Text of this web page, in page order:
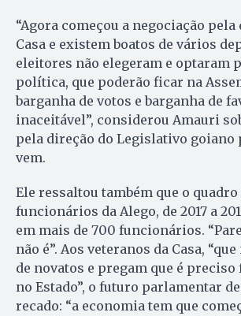
“Agora começou a negociação pela
Casa e existem boatos de vários
eleitores não elegeram e optaram
política, que poderão ficar na
barganha de votos e barganha de
inaceitável”, considerou Amauri
pela direção do Legislativo goiano
vem.
Ele ressaltou também que o quadro
funcionários da Alego, de 2017 a
em mais de 700 funcionários.
não é”. Aos veteranos da Casa,
de novatos e pregam que é
no Estado”, o futuro parlamentar
recado: “a economia tem que